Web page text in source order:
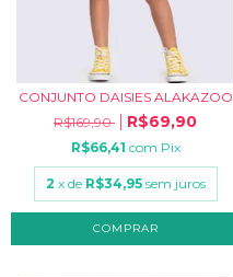
CONJUNTO DAISIES ALAKAZOO
R$169,90
R$69,90
R$66,41 com Pix
2 x de R$34,95 sem juros
COMPRAR